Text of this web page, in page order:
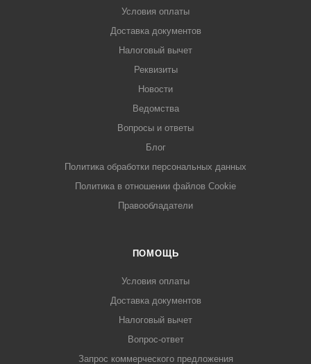
Условия оплаты
Доставка документов
Налоговый вычет
Реквизиты
Новости
Ведомства
Вопросы и ответы
Блог
Политика обработки персональных данных
Политика в отношении файлов Cookie
Правообладатели
ПОМОЩЬ
Условия оплаты
Доставка документов
Налоговый вычет
Вопрос-ответ
Запрос коммерческого предложения